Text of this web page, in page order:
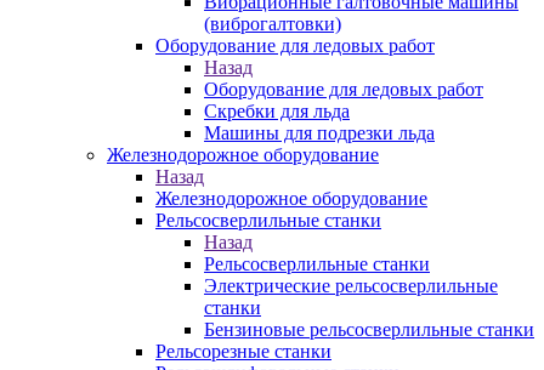
(виброгалтовки)
Оборудование для ледовых работ
Назад
Оборудование для ледовых работ
Скребки для льда
Машины для подрезки льда
Железнодорожное оборудование
Назад
Железнодорожное оборудование
Рельсосверлильные станки
Назад
Рельсосверлильные станки
Электрические рельсосверлильные
станки
Бензиновые рельсосверлильные станки
Рельсорезные станки